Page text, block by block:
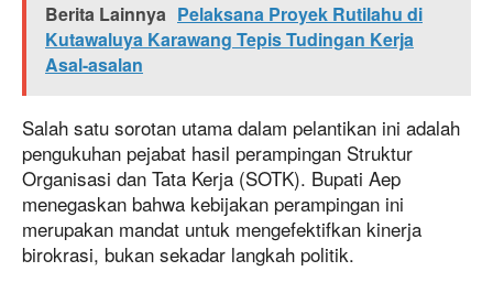
Berita Lainnya Pelaksana Proyek Rutilahu di
Kutawaluya Karawang Tepis Tudingan Kerja
Asal-asalan
Salah satu sorotan utama dalam pelantikan ini adalah
pengukuhan pejabat hasil perampingan Struktur
Organisasi dan Tata Kerja (SOTK). Bupati Aep
menegaskan bahwa kebijakan perampingan ini
merupakan mandat untuk mengefektifkan kinerja
birokrasi, bukan sekadar langkah politik.